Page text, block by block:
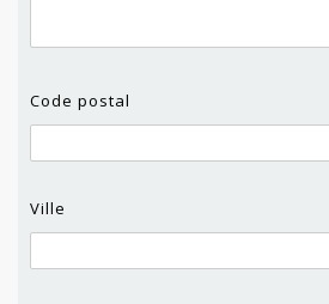
Code postal
Ville